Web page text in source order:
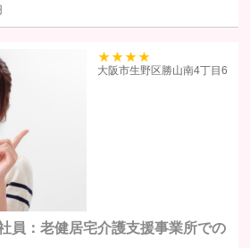
供することがあります。
の保護のために必要がある場合であって、
難であるとき
童の健全な育成の推進のために特に必要が
ザー本人の承諾を得ることが困難である場
共団体またはその委託を受けた者が法令の
とに対して協力する必要がある場合で、ユ
ことによりその事務の遂行に支障を及ぼす
たはこれらに準じた権限を有する機関か
開示を求められた場合
員：老健居宅介護支援事業所での
39
大阪市生野区勝山南4丁目6